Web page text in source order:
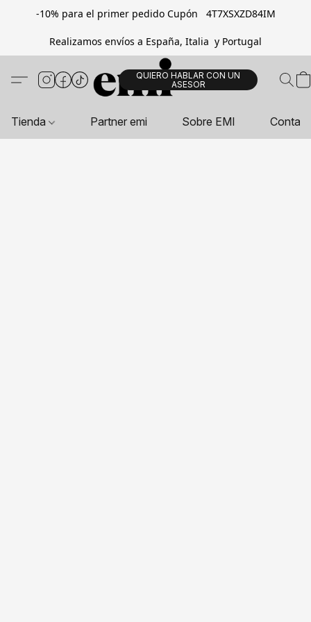
-10% para el primer pedido Cupón 4T7XSXZD84IM
Realizamos envíos a España, Italia y Portugal
QUIERO HABLAR CON UN
ASESOR
Tienda Partner emi Sobre EMI